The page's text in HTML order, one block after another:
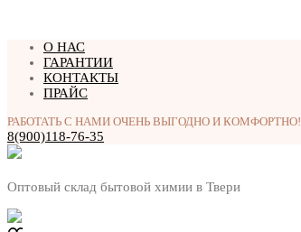
Перейти
содержимому
О НАС
ГАРАНТИИ
КОНТАКТЫ
ПРАЙС
РАБОТАТЬ С НАМИ ОЧЕНЬ ВЫГОДНО И КОМФОРТНО!
8(900)118-76-35
Оптовый склад бытовой химии в Твери